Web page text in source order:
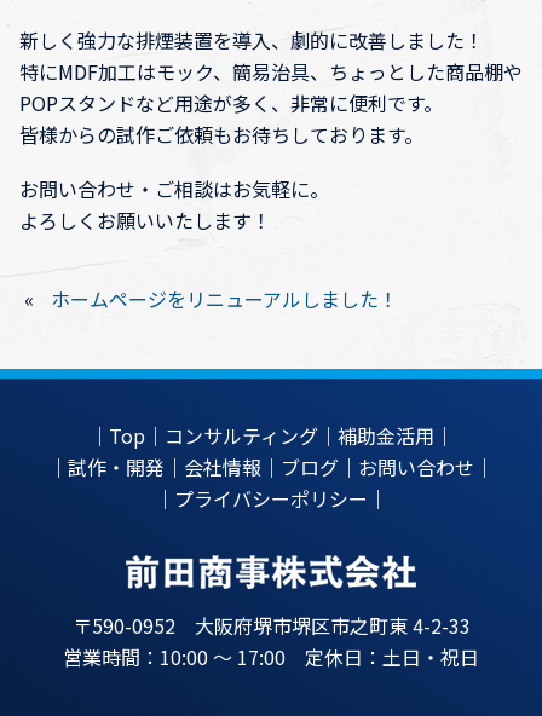
新しく強力な排煙装置を導入、劇的に改善しました！
特にMDF加工はモック、簡易治具、ちょっとした商品棚や
POPスタンドなど用途が多く、非常に便利です。
皆様からの試作ご依頼もお待ちしております。
お問い合わせ・ご相談はお気軽に。
よろしくお願いいたします！
« ホームページをリニューアルしました！
｜ Top｜ コンサルティング｜ 補助金活用 ｜
｜ 試作・開発 ｜ 会社情報 ｜ ブログ ｜ お問い合わせ ｜
｜ プライバシーポリシー ｜
〒590-0952 大阪府堺市堺区市之町東 4-2-33
営業時間：10:00 ～ 17:00 定休日：土日・祝日